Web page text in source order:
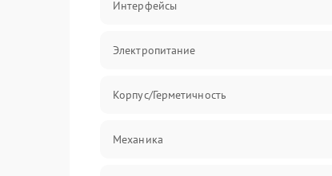
Интерфейсы
Электропитание
Корпус/Герметичность
Механика